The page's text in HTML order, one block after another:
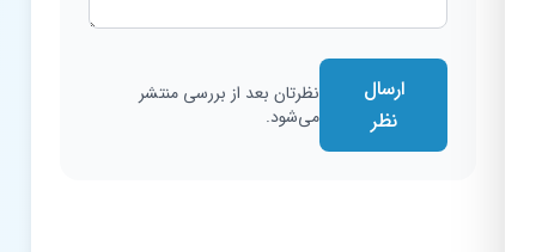
ارسال
نظرتان بعد از بررسی منتشر
می‌شود.